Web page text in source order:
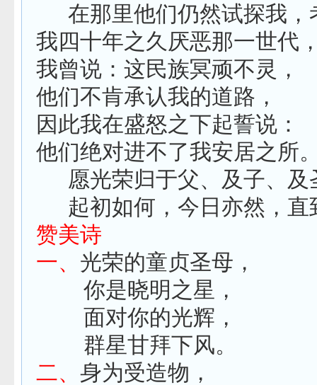
在那里他们仍然试探我，
我四十年之久厌恶那一世代
我曾说：这民族冥顽不灵，
他们不肯承认我的道路，
因此我在盛怒之下起誓说：
他们绝对进不了我安居之所
愿光荣归于父、及子、及
起初如何，今日亦然，直
赞美诗
一、 光荣的童贞圣母，
你是晓明之星，
面对你的光辉，
群星甘拜下风。
二、 身为受造物，